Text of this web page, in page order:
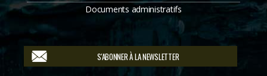
Documents administratifs
S'ABONNER À LA NEWSLETTER